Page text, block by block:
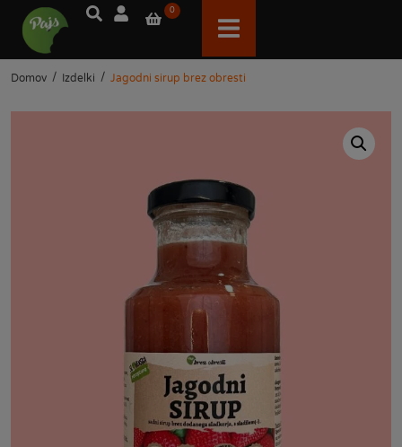
0
Domov / Izdelki / Jagodni sirup brez obresti